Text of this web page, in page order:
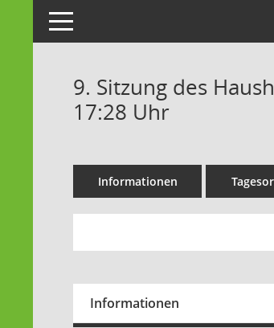
Toggle navigation
9. Sitzung des
17:28 Uhr
Informationen
Informationen